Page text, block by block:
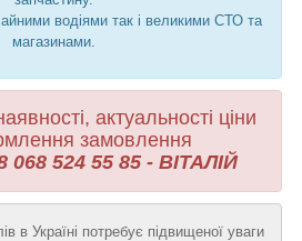
водіями так і великими СТО та
магазинами.
актуальності ціни
замовлення
068 524 55 85 - ВІТАЛІЙ
в Україні потребує підвищеної уваги